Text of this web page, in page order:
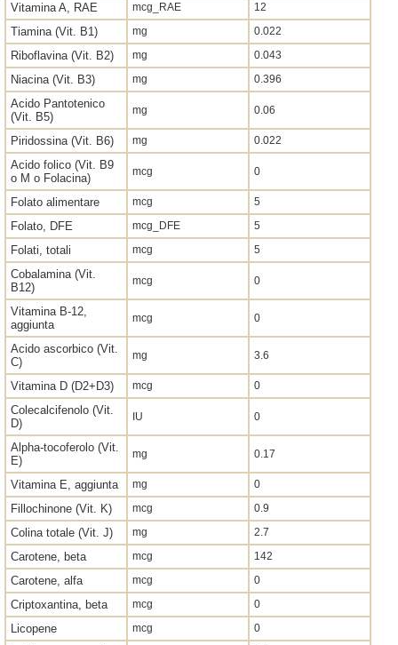
Vitamina A, RAE mcg_RAE 12
Tiamina (Vit. B1) mg 0.022
Riboflavina (Vit. B2) mg 0.043
Niacina (Vit. B3) mg 0.396
Acido Pantotenico
(Vit. B5)
mg 0.06
Piridossina (Vit. B6) mg 0.022
Acido folico (Vit. B9
o M o Folacina)
mcg 0
Folato alimentare mcg 5
Folato, DFE mcg_DFE 5
Folati, totali mcg 5
Cobalamina (Vit.
B12)
mcg 0
Vitamina B-12,
aggiunta
mcg 0
Acido ascorbico (Vit.
C)
mg 3.6
Vitamina D (D2+D3) mcg 0
Colecalcifenolo (Vit.
D)
IU 0
Alpha-tocoferolo (Vit.
E)
mg 0.17
Vitamina E, aggiunta mg 0
Fillochinone (Vit. K) mcg 0.9
Colina totale (Vit. J) mg 2.7
Carotene, beta mcg 142
Carotene, alfa mcg 0
Criptoxantina, beta mcg 0
Licopene mcg 0